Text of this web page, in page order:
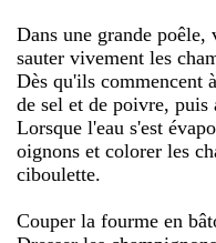
Dans une grande
sauter vivement les
Dès qu'ils commencent
de sel et de poivre,
Lorsque l'eau s'est
oignons et colorer les
ciboulette.
Couper la fourme en